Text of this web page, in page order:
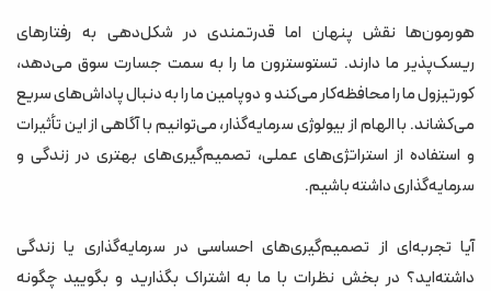
هورمون‌ها نقش پنهان اما قدرتمندی در شکل‌دهی به رفتارهای
ریسک‌پذیر ما دارند. تستوسترون ما را به سمت جسارت سوق می‌دهد،
کورتیزول ما را محافظه‌کار می‌کند و دوپامین ما را به دنبال پاداش‌های سریع
می‌کشاند. با الهام از بیولوژی سرمایه‌گذار، می‌توانیم با آگاهی از این تأثیرات
و استفاده از استراتژی‌های عملی، تصمیم‌گیری‌های بهتری در زندگی و
سرمایه‌گذاری داشته باشیم.
آیا تجربه‌ای از تصمیم‌گیری‌های احساسی در سرمایه‌گذاری یا زندگی
داشته‌اید؟ در بخش نظرات با ما به اشتراک بگذارید و بگویید چگونه